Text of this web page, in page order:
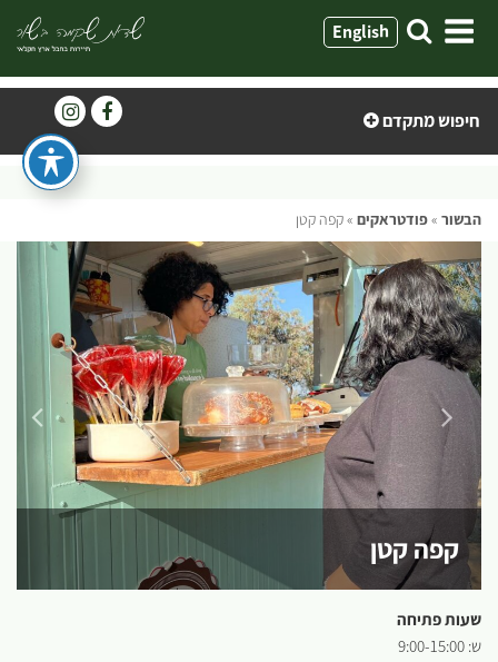
לתוכן
English
חיפוש מתקדם
הבשור »פודטראקים »קפה קטן
קפה קטן
שעות פתיחה
ש: 9:00-15:00